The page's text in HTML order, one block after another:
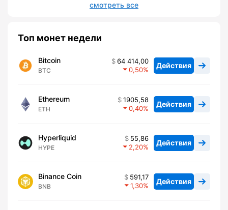
смотреть все
Топ монет недели
Bitcoin
BTC
64 414,00
0,50
Действия
Ethereum
ETH
1905,58
0,40
Действия
Hyperliquid
HYPE
55,86
2,20
Действия
Binance Coin
BNB
591,17
1,30
Действия